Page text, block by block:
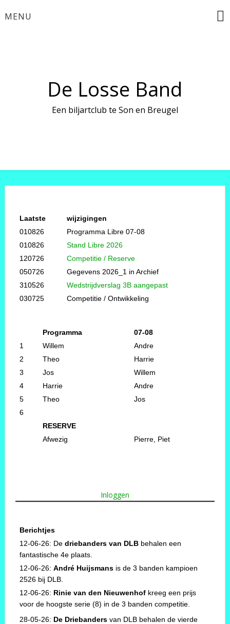
naar
MENU
De Losse Band
Een biljartclub te Son en Breugel
Laatste
wijzigingen
010826
Programma Libre 07-08
010826
Stand Libre 2026
120726
Competitie / Reserve
050726
Gegevens 2026_1 in Archief
310526
Wedstrijdverslag 3B aangepast
030725
Competitie / Ontwikkeling
Programma
07-08
1
Willem
Andre
2
Theo
Harrie
3
Jos
Willem
4
Harrie
Andre
5
Theo
Jos
6
RESERVE
Afwezig
Pierre, Piet
Inloggen
Berichtjes
12-06-26: De driebanders van DLBbehalen een
fantastische 4e plaats.
12-06-26: André Huijsmansis de 3 banden kampioen
2526 bij DLB.
12-06-26: Rinie van den Nieuwenhofkreeg een prijs
voor de hoogste serie (8) in de 3 banden competitie.
28-05-26: De Driebandersvan DLB behalen de vierde